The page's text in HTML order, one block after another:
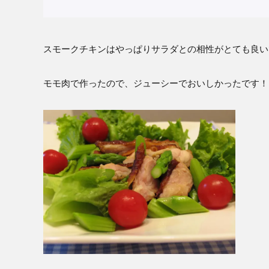
スモークチキンはやっぱりサラダとの相性がとても良
モモ肉で作ったので、ジューシーでおいしかったです！